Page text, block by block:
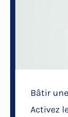
Bâtir
Activez